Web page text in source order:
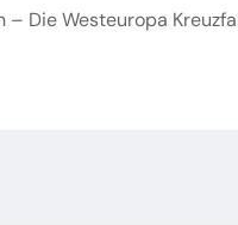
Die Westeuropa